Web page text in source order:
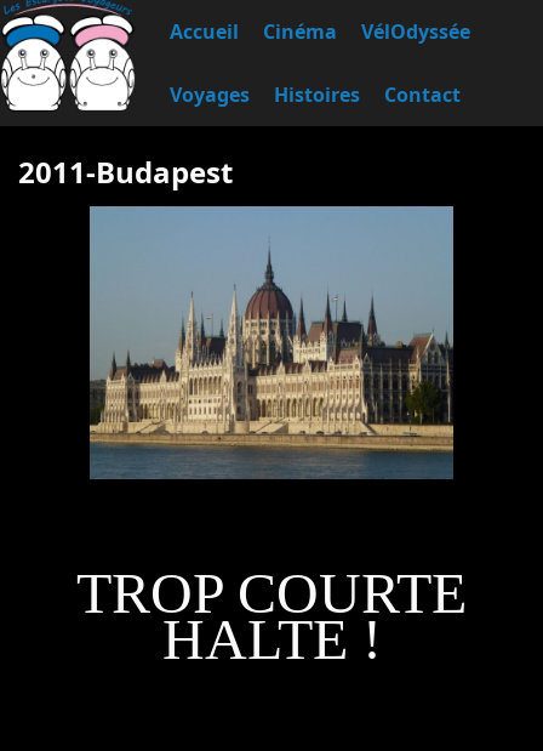
Accueil Cinéma VélOdyssée
Voyages Histoires Contact
2011-Budapest
TROP COURTE
HALTE !